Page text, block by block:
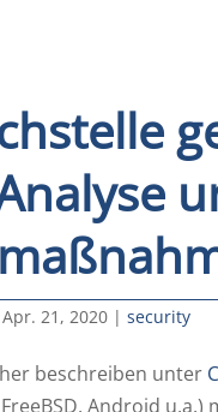
Apr. 21, 2020| security
beschreiben unter
Android